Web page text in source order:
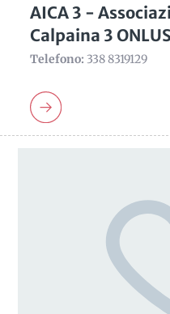
AICA 3 -
Calpaina 3 ONLUS
Telefono: 338 8319129